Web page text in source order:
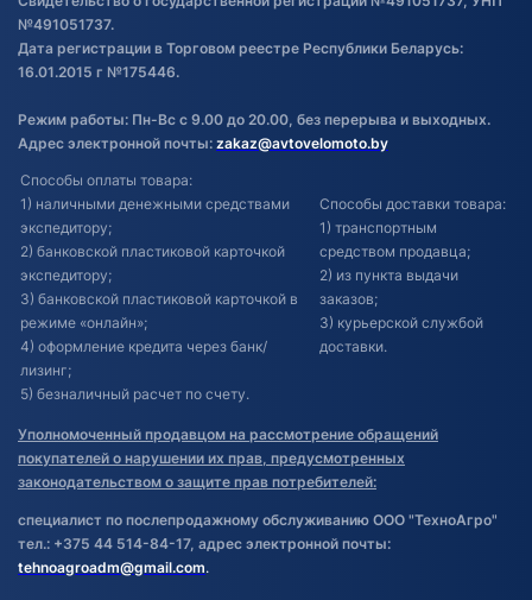
№491051737.
Дата регистрации в Торговом реестре Республики Беларусь:
16.01.2015 г №175446.
Режим работы: Пн-Вс с 9.00 до 20.00, без перерыва и выходных.
Адрес электронной почты: zakaz@avtovelomoto.by
Способы оплаты товара:
1) наличными денежными средствами
экспедитору;
2) банковской пластиковой карточкой
экспедитору;
3) банковской пластиковой карточкой в
режиме «онлайн»;
4) оформление кредита через банк/
лизинг;
5) безналичный расчет по счету.
Способы доставки товара:
1) транспортным
средством продавца;
2) из пункта выдачи
заказов;
3) курьерской службой
доставки.
Уполномоченный продавцом на рассмотрение обращений
покупателей о нарушении их прав, предусмотренных
законодательством о защите прав потребителей:
специалист по послепродажному обслуживанию ООО "ТехноАгро"
тел.: +375 44 514-84-17, адрес электронной почты:
tehnoagroadm@gmail.com.